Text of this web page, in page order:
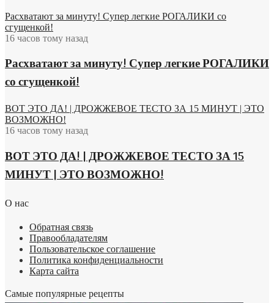
Расхватают за минуту! Супер легкие РОГАЛИКИ со
сгущенкой!
16 часов тому назад
Расхватают за минуту! Супер легкие РОГАЛИКИ
со сгущенкой!
ВОТ ЭТО ДА! | ДРОЖЖЕВОЕ ТЕСТО ЗА 15 МИНУТ | ЭТО
ВОЗМОЖНО!
16 часов тому назад
ВОТ ЭТО ДА! | ДРОЖЖЕВОЕ ТЕСТО ЗА 15
МИНУТ | ЭТО ВОЗМОЖНО!
О нас
Обратная связь
Правообладателям
Пользовательское соглашение
Политика конфиденциальности
Карта сайта
Самые популярные рецепты